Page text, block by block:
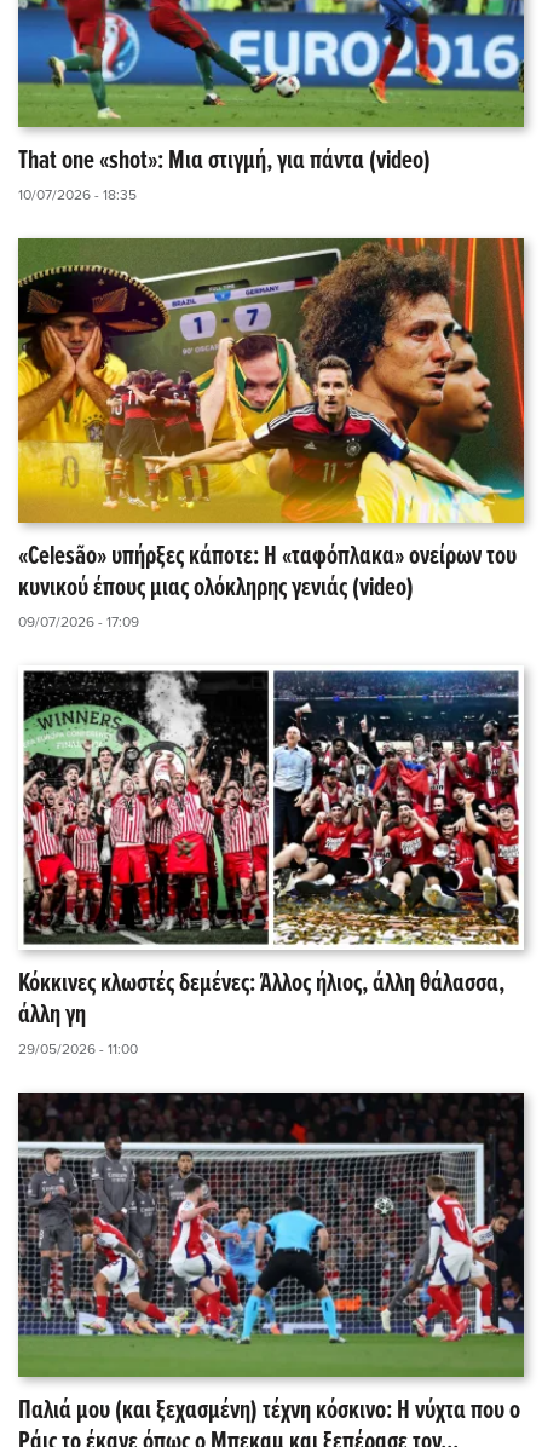
That one «shot»: Μια στιγμή, για πάντα (video)
10/07/2026 - 18:35
«Celesão» υπήρξες κάποτε: Η «ταφόπλακα» ονείρων του
κυνικού έπους μιας ολόκληρης γενιάς (video)
09/07/2026 - 17:09
Κόκκινες κλωστές δεμένες: Άλλος ήλιος, άλλη θάλασσα,
άλλη γη
29/05/2026 - 11:00
Παλιά μου (και ξεχασμένη) τέχνη κόσκινο: Η νύχτα που ο